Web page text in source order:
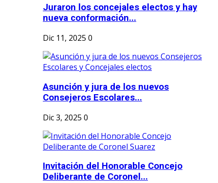
Juraron los concejales electos y hay
nueva conformación...
Dic 11, 2025 0
Asunción y jura de los nuevos
Consejeros Escolares...
Dic 3, 2025 0
Invitación del Honorable Concejo
Deliberante de Coronel...